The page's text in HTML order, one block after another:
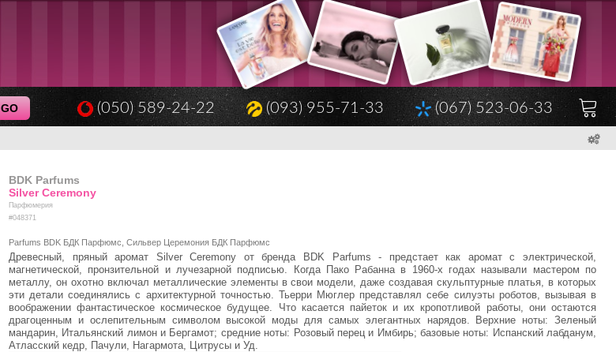
GO (050) 589-24-22 (093) 955-71-33 (067) 523-06-33
BDK Parfums
Silver Ceremony
Парфюмерия
#048371
Parfums BDK БДК Парфюмс, Сильвер Церемония БДК Парфюмс
Древесный, пряный аромат Silver Ceremony от бренда BDK Parfums - предстает как аромат с электрической,
магнетической, пронзительной и лучезарной подписью. Когда Пако Рабанна в 1960-х годах называли мастером по
металлу, он охотно включал металлические элементы в свои модели, даже создавая скульптурные платья, в которых
эти детали соединялись с архитектурной точностью. Тьерри Мюглер представлял себе силуэты роботов, вызывая в
воображении фантастическое космическое будущее. Что касается пайеток и их кропотливой работы, они остаются
драгоценным и ослепительным символом высокой моды для самых элегантных нарядов. Верхние ноты: Зеленый
мандарин, Итальянский лимон и Бергамот; средние ноты: Розовый перец и Имбирь; базовые ноты: Испанский лабданум,
Атласский кедр, Пачули, Нагармота, Цитрусы и Уд.